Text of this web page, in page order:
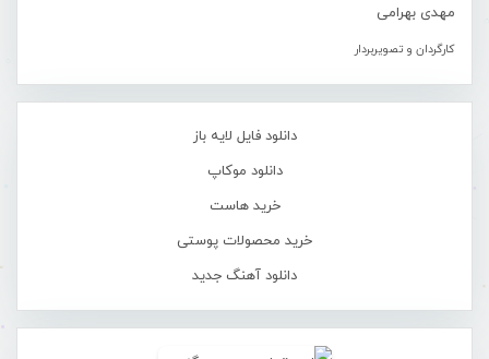
مهدی بهرامی
کارگردان و تصویربردار
دانلود فایل لایه باز
دانلود موکاپ
خرید هاست
خرید محصولات پوستی
دانلود آهنگ جدید